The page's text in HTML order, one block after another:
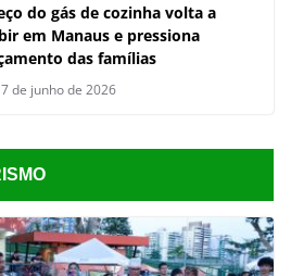
do gás de cozinha volta a
em Manaus e pressiona
das famílias
de junho de 2026